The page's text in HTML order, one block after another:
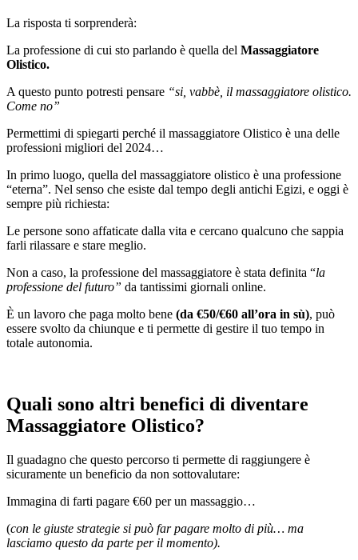
La risposta ti sorprenderà:
La professione di cui sto parlando è quella del Massaggiatore
Olistico.
A questo punto potresti pensare “si, vabbè, il massaggiatore olistico.
Come no”
Permettimi di spiegarti perché il massaggiatore Olistico è una delle
professioni migliori del 2024…
In primo luogo, quella del massaggiatore olistico è una professione
“eterna”. Nel senso che esiste dal tempo degli antichi Egizi, e oggi è
sempre più richiesta:
Le persone sono affaticate dalla vita e cercano qualcuno che sappia
farli rilassare e stare meglio.
Non a caso, la professione del massaggiatore è stata definita “la
professione del futuro” da tantissimi giornali online.
È un lavoro che paga molto bene (da €50/€60 all’ora in sù), può
essere svolto da chiunque e ti permette di gestire il tuo tempo in
totale autonomia.
Quali sono altri benefici di diventare
Massaggiatore Olistico?
Il guadagno che questo percorso ti permette di raggiungere è
sicuramente un beneficio da non sottovalutare:
Immagina di farti pagare €60 per un massaggio…
(con le giuste strategie si può far pagare molto di più… ma
lasciamo questo da parte per il momento).